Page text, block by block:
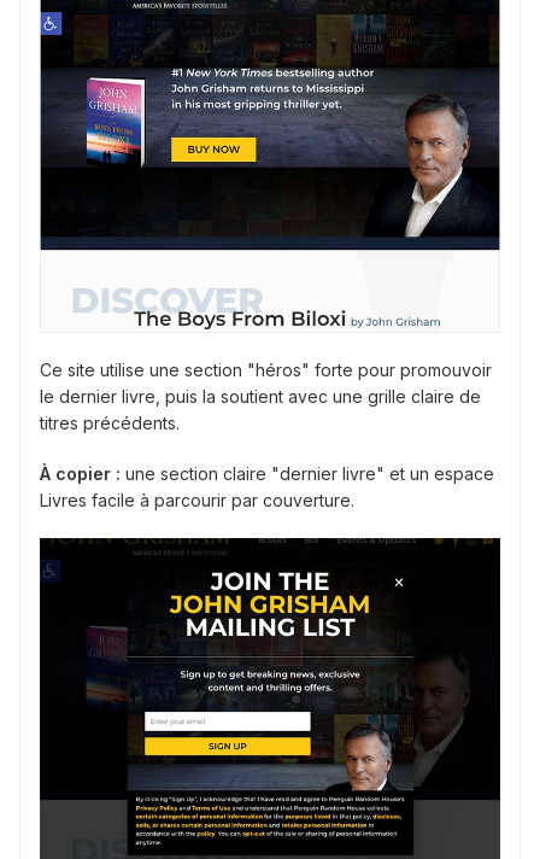
Ce site utilise une section "héros" forte pour promouvoir
le dernier livre, puis la soutient avec une grille claire de
titres précédents.
À copier : une section claire "dernier livre" et un espace
Livres facile à parcourir par couverture.